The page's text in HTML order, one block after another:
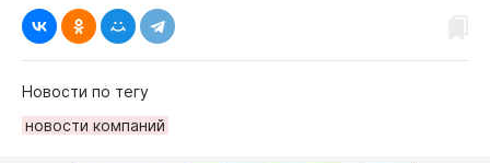
Новости по тегу
новости компаний